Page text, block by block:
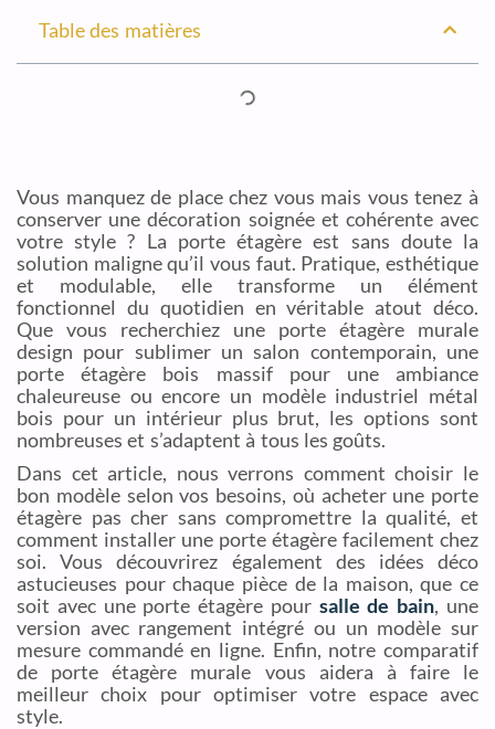
Table des matières
Vous manquez de place chez vous mais vous tenez à
conserver une décoration soignée et cohérente avec
votre style ? La porte étagère est sans doute la
solution maligne qu’il vous faut. Pratique, esthétique
et modulable, elle transforme un élément
fonctionnel du quotidien en véritable atout déco.
Que vous recherchiez une porte étagère murale
design pour sublimer un salon contemporain, une
porte étagère bois massif pour une ambiance
chaleureuse ou encore un modèle industriel métal
bois pour un intérieur plus brut, les options sont
nombreuses et s’adaptent à tous les goûts.
Dans cet article, nous verrons comment choisir le
bon modèle selon vos besoins, où acheter une porte
étagère pas cher sans compromettre la qualité, et
comment installer une porte étagère facilement chez
soi. Vous découvrirez également des idées déco
astucieuses pour chaque pièce de la maison, que ce
soit avec une porte étagère pour salle de bain, une
version avec rangement intégré ou un modèle sur
mesure commandé en ligne. Enfin, notre comparatif
de porte étagère murale vous aidera à faire le
meilleur choix pour optimiser votre espace avec
style.